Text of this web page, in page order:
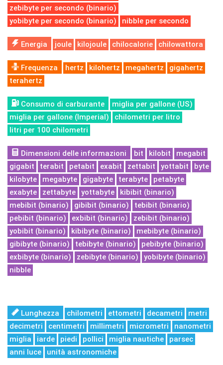
zebibyte per secondo (binario)
yobibyte per secondo (binario)
nibble per secondo
Energia joule kilojoule chilocalorie chilowattora
Frequenza hertz kilohertz megahertz
gigahertz
terahertz
Consumo di carburante
miglia per gallone (US)
miglia per gallone (Imperial)
chilometri per litro
litri per 100 chilometri
Dimensioni delle informazioni bit kilobit
megabit
gigabit
terabit petabit exabit zettabit yottabit
byte
kilobyte
megabyte gigabyte terabyte
petabyte
exabyte
zettabyte yottabyte
kibibit (binario)
mebibit (binario)
gibibit (binario)
tebibit (binario)
pebibit (binario)
exbibit (binario)
zebibit (binario)
yobibit (binario)
kibibyte (binario)
mebibyte (binario)
gibibyte (binario)
tebibyte (binario)
pebibyte (binario)
exbibyte (binario)
zebibyte (binario)
yobibyte (binario)
nibble
Lunghezza chilometri ettometri decametri
metri
decimetri
centimetri millimetri micrometri
nanometri
miglia
iarde piedi pollici miglia nautiche
parsec
anni luce
unità astronomiche